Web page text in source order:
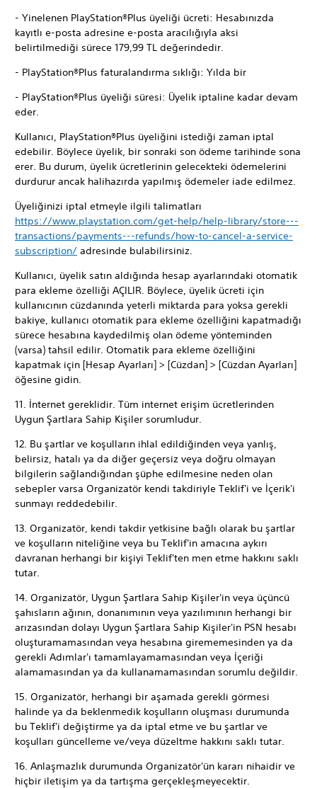
- Yinelenen PlayStation®Plus üyeliği ücreti: Hesabınızda
kayıtlı e-posta adresine e-posta aracılığıyla aksi
belirtilmediği sürece 179,99 TL değerindedir.
- PlayStation®Plus faturalandırma sıklığı: Yılda bir
- PlayStation®Plus üyeliği süresi: Üyelik iptaline kadar devam
eder.
Kullanıcı, PlayStation®Plus üyeliğini istediği zaman iptal
edebilir. Böylece üyelik, bir sonraki son ödeme tarihinde sona
erer. Bu durum, üyelik ücretlerinin gelecekteki ödemelerini
durdurur ancak halihazırda yapılmış ödemeler iade edilmez.
Üyeliğinizi iptal etmeyle ilgili talimatları
https://www.playstation.com/get-help/help-library/store---
transactions/payments---refunds/how-to-cancel-a-service-
subscription/ adresinde bulabilirsiniz.
Kullanıcı, üyelik satın aldığında hesap ayarlarındaki otomatik
para ekleme özelliği AÇILIR. Böylece, üyelik ücreti için
kullanıcının cüzdanında yeterli miktarda para yoksa gerekli
bakiye, kullanıcı otomatik para ekleme özelliğini kapatmadığı
sürece hesabına kaydedilmiş olan ödeme yönteminden
(varsa) tahsil edilir. Otomatik para ekleme özelliğini
kapatmak için [Hesap Ayarları] > [Cüzdan] > [Cüzdan Ayarları]
öğesine gidin.
11. İnternet gereklidir. Tüm internet erişim ücretlerinden
Uygun Şartlara Sahip Kişiler sorumludur.
12. Bu şartlar ve koşulların ihlal edildiğinden veya yanlış,
belirsiz, hatalı ya da diğer geçersiz veya doğru olmayan
bilgilerin sağlandığından şüphe edilmesine neden olan
sebepler varsa Organizatör kendi takdiriyle Teklif'i ve İçerik'i
sunmayı reddedebilir.
13. Organizatör, kendi takdir yetkisine bağlı olarak bu şartlar
ve koşulların niteliğine veya bu Teklif'in amacına aykırı
davranan herhangi bir kişiyi Teklif'ten men etme hakkını saklı
tutar.
14. Organizatör, Uygun Şartlara Sahip Kişiler'in veya üçüncü
şahısların ağının, donanımının veya yazılımının herhangi bir
arızasından dolayı Uygun Şartlara Sahip Kişiler'in PSN hesabı
oluşturamamasından veya hesabına girememesinden ya da
gerekli Adımlar'ı tamamlayamamasından veya İçeriği
alamamasından ya da kullanamamasından sorumlu değildir.
15. Organizatör, herhangi bir aşamada gerekli görmesi
halinde ya da beklenmedik koşulların oluşması durumunda
bu Teklif'i değiştirme ya da iptal etme ve bu şartlar ve
koşulları güncelleme ve/veya düzeltme hakkını saklı tutar.
16. Anlaşmazlık durumunda Organizatör'ün kararı nihaidir ve
hiçbir iletişim ya da tartışma gerçekleşmeyecektir.